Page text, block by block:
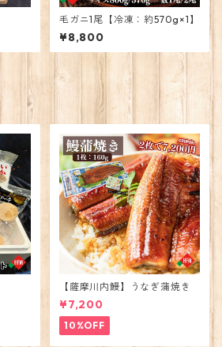
毛ガニ1尾【冷凍：約570g×1】
¥8,800
【薩摩川内鰻】うなぎ蒲焼き
¥7,200
10%OFF